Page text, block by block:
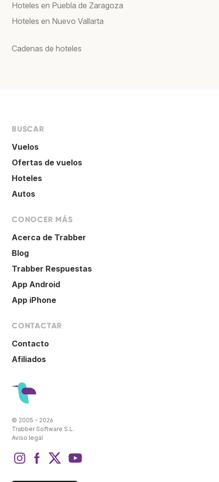
Hoteles en Puebla de Zaragoza
Hoteles en Nuevo Vallarta
Cadenas de hoteles
BUSCAR
Vuelos
Ofertas de vuelos
Hoteles
Autos
CONOCER MÁS
Acerca de Trabber
Blog
Trabber Respuestas
App Android
App iPhone
CONTACTAR
Contacto
Afiliados
© 2005 - 2026
Trabber Software S.L.
Aviso legal